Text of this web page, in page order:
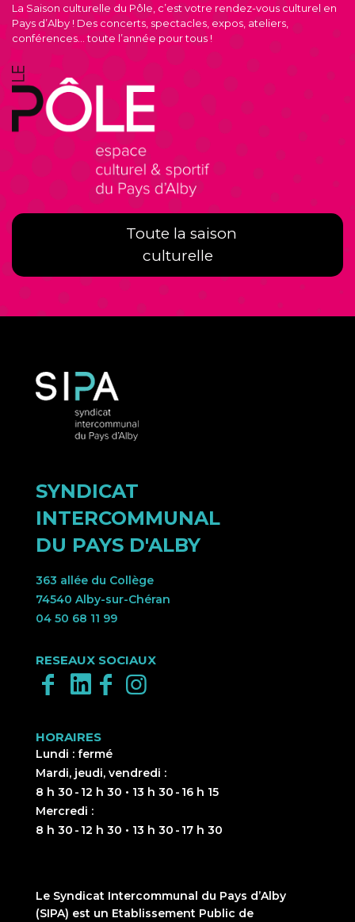
La Saison culturelle du Pôle, c’est votre rendez-vous culturel en
Pays d’Alby ! Des concerts, spectacles, expos, ateliers,
conférences… toute l’année pour tous !
Toute la saison
culturelle
SYNDICAT
INTERCOMMUNAL
DU PAYS D'ALBY
363 allée du Collège
74540 Alby-sur-Chéran
04 50 68 11 99
RESEAUX SOCIAUX
HORAIRES
Lundi : fermé
Mardi, jeudi, vendredi :
8 h 30 - 12 h 30 • 13 h 30 - 16 h 15
Mercredi :
8 h 30 - 12 h 30 • 13 h 30 - 17 h 30
Le Syndicat Intercommunal du Pays d’Alby
(SIPA) est un Etablissement Public de